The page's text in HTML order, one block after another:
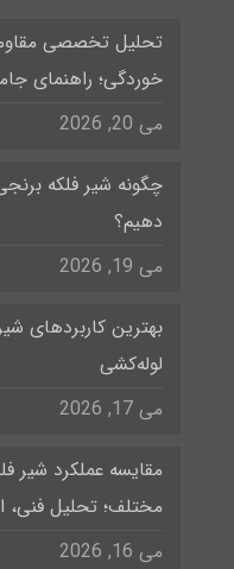
تحلیل تخصصی
خوردگی؛ راهنمای
می 20, 2026
چگونه شیر فلکه
دهیم؟
می 19, 2026
بهترین کاربردهای
لوله‌کشی
می 17, 2026
مقایسه عملکرد شیر
مختلف؛ تحلیل فنی،
می 16, 2026